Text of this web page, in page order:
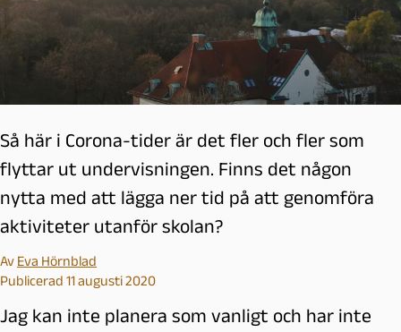
Så här i Corona-tider är det fler och fler som
flyttar ut undervisningen. Finns det någon
nytta med att lägga ner tid på att genomföra
aktiviteter utanför skolan?
Av Eva Hörnblad
Publicerad 11 augusti 2020
Jag kan inte planera som vanligt och har inte